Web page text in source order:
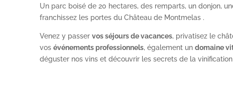
Un parc boisé de 20 hectares, des remparts, un donjon,
franchissez les portes du Château de Montmelas .
Venez y passer vos séjours de vacances, privatisez le
vos événements professionnels, également un domaine
déguster nos vins et découvrir les secrets de la vinification